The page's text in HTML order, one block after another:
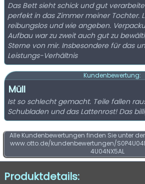
Das Bett sieht schick und gut
perfekt in das Zimmer meiner Tochter.
reibungslos und wie angeben.
Aufbau war zu zweit auch gut zu
Sterne von mir. Insbesondere für das
Leistungs-Verhältnis
Kundenbewertung:
Müll
Ist so schlecht gemacht. Teile fallen
Schubladen und das Lattenrost! Das
Alle Kundenbewertungen finden Sie unter
www.otto.de/kundenbewertungen/
4U04NX5AL
Produktdetails: